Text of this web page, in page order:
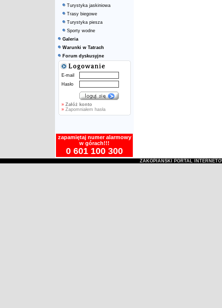
Turystyka jaskiniowa
Trasy biegowe
Turystyka piesza
Sporty wodne
Galeria
Warunki w Tatrach
Forum dyskusyjne
E-mail
Hasło
» Załóż konto
»Zapomniałem hasła
zapamiętaj numer alarmowy
w górach!!!
0 601 100 300
ZAKOPIAŃSKI PORTAL